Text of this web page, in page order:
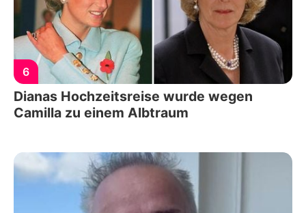
6
Dianas Hochzeitsreise wurde wegen
Camilla zu einem Albtraum